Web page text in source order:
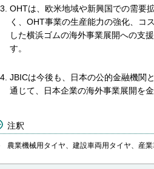
OHTは、欧米地域や新興国での需要
く、OHT事業の生産能力の強化、コ
した横浜ゴムの海外事業展開への支
す。
JBICは今後も、日本の公的金融機関
通じて、日本企業の海外事業展開を
注釈
農業機械用タイヤ、建設車両用タイヤ、産